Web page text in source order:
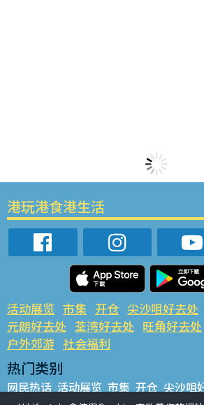
港玩港食港生活
活动展览 市集 开仓 尖沙咀好去处
元朗好去处 荃湾好去处 旺角好去处
户外郊游 社会福利
热门类别
网民热话 活动展览 市集 开仓 尖沙咀